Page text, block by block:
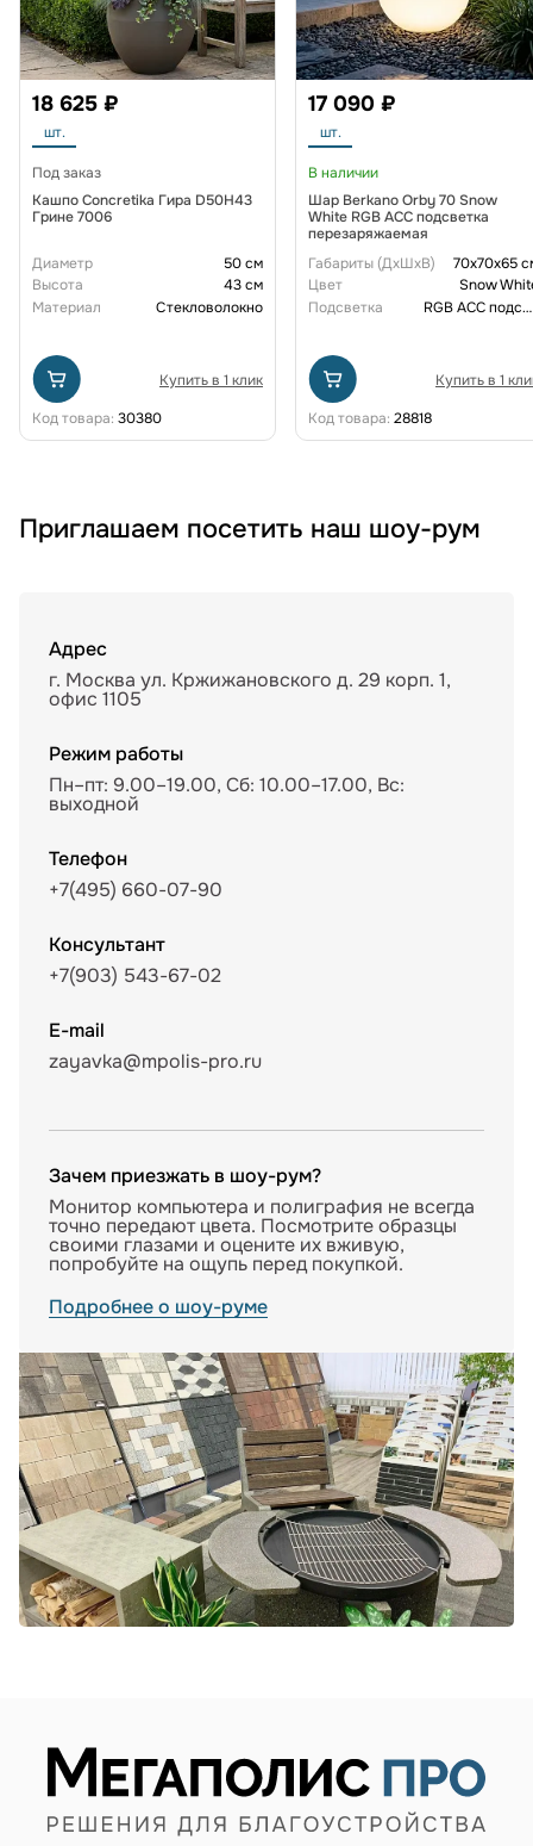
18 625 ₽
шт.
Под заказ
Кашпо Concretika Гира D50H43
Грине 7006
Диаметр
50 см
Высота
43 см
Материал
Стекловолокно
Купить в 1 клик
Код товара: 30380
17 090 ₽
шт.
В наличии
Шар Berkano Orby 70 Snow
White RGB ACC подсветка
перезаряжаемая
Габариты (ДxШxВ)
70x70x65
Цвет
Snow
Подсветка
RGB ACC подсветка перезаряжаемая
Купить в 1
Код товара: 28818
Приглашаем посетить наш шоу-рум
Адрес
г. Москва ул. Кржижановского д. 29 корп. 1,
офис 1105
Режим работы
Пн–пт: 9.00–19.00, Сб: 10.00–17.00, Вс:
выходной
Телефон
+7(495) 660-07-90
Консультант
+7(903) 543-67-02
E-mail
zayavka@mpolis-pro.ru
Зачем приезжать в шоу-рум?
Монитор компьютера и полиграфия не всегда
точно передают цвета. Посмотрите образцы
своими глазами и оцените их вживую,
попробуйте на ощупь перед покупкой.
Подробнее о шоу-руме